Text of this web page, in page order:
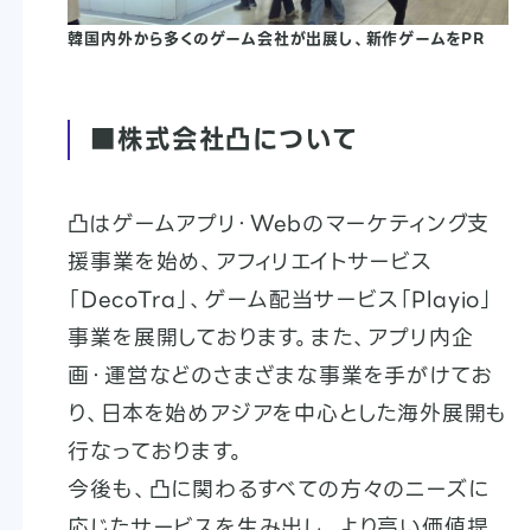
韓国内外から多くのゲーム会社が出展し、新作ゲームをPR
■株式会社凸について
凸はゲームアプリ・Webのマーケティング支
援事業を始め、アフィリエイトサービス
「DecoTra」、ゲーム配当サービス「Playio」
事業を展開しております。また、アプリ内企
画・運営などのさまざまな事業を手がけてお
り、日本を始めアジアを中心とした海外展開も
行なっております。
今後も、凸に関わるすべての方々のニーズに